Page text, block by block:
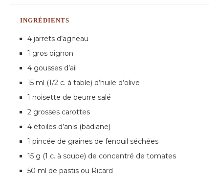
INGRÉDIENTS
4 jarrets d’agneau
1 gros oignon
4 gousses d’ail
15 ml (1/2 c. à table) d’huile d’olive
1 noisette de beurre salé
2 grosses carottes
4 étoiles d’anis (badiane)
1 pincée de graines de fenouil séchées
15 g (1 c. à soupe) de concentré de tomates
50 ml de pastis ou Ricard